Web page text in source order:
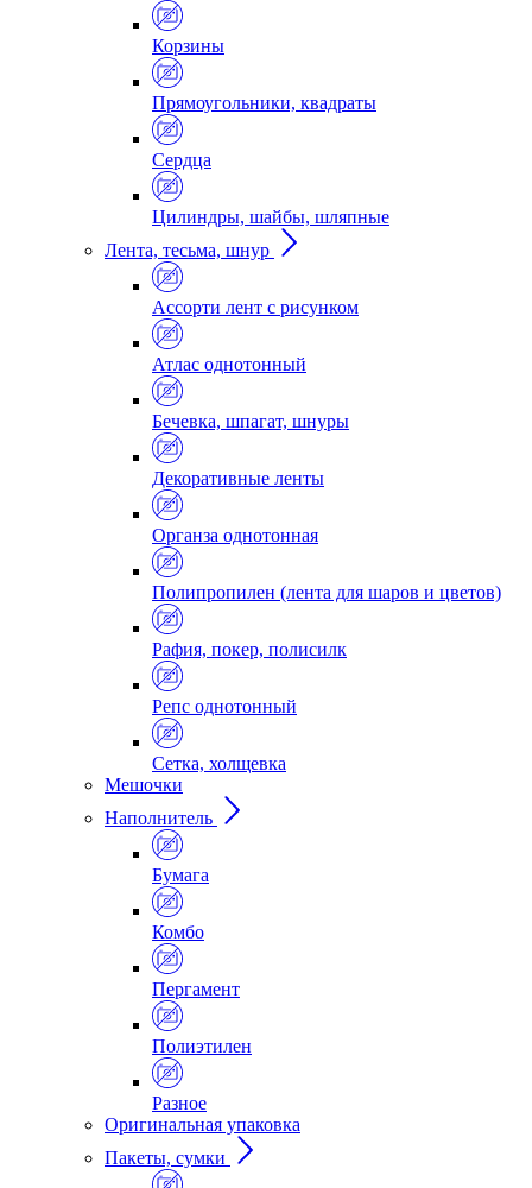
Корзины
Прямоугольники, квадраты
Сердца
Цилиндры, шайбы, шляпные
Лента, тесьма, шнур
Ассорти лент с рисунком
Атлас однотонный
Бечевка, шпагат, шнуры
Декоративные ленты
Органза однотонная
Полипропилен (лента для шаров и цветов)
Рафия, покер, полисилк
Репс однотонный
Сетка, холщевка
Мешочки
Наполнитель
Бумага
Комбо
Пергамент
Полиэтилен
Разное
Оригинальная упаковка
Пакеты, сумки